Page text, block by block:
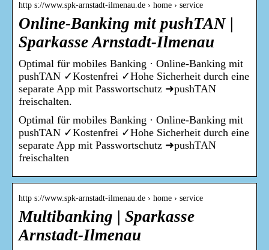
http s://www.spk-arnstadt-ilmenau.de › home › service
Online-Banking mit pushTAN |
Sparkasse Arnstadt-Ilmenau
Optimal für mobiles Banking · Online-Banking mit
pushTAN ✓Kostenfrei ✓Hohe Sicherheit durch eine
separate App mit Passwortschutz ➜pushTAN
freischalten.
Optimal für mobiles Banking · Online-Banking mit
pushTAN ✓Kostenfrei ✓Hohe Sicherheit durch eine
separate App mit Passwortschutz ➜pushTAN
freischalten
http s://www.spk-arnstadt-ilmenau.de › home › service
Multibanking | Sparkasse
Arnstadt-Ilmenau